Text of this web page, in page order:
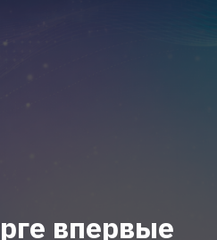
впервые